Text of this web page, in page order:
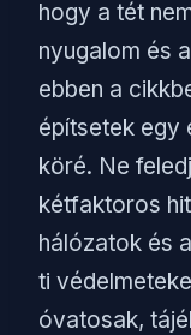
hogy a tét
nyugalom és
ebben a
építsetek egy
köré. Ne
kétfaktoros
hálózatok és
ti
óvatosak,